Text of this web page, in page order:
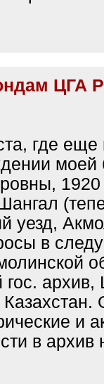
ЦГА
где
моей
уезд,
в
гос.
Казахстан.
и
в архив